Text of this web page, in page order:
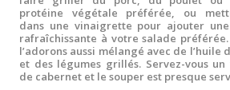
protéine végétale préférée, ou
dans une vinaigrette pour ajouter
rafraîchissante à votre salade préférée.
l’adorons aussi mélangé avec de l’huile
et des légumes grillés. Servez-vous un
de cabernet et le souper est presque